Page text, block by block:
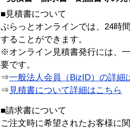
■見積書について
ぷらっとオンラインでは、24時
することができます。
※オンライン見積書発行には、
要です。
⇒一般法人会員（BizID）の詳細
⇒ 見積書について詳細はこちら
■請求書について
ご注文時に希望されたお客様に